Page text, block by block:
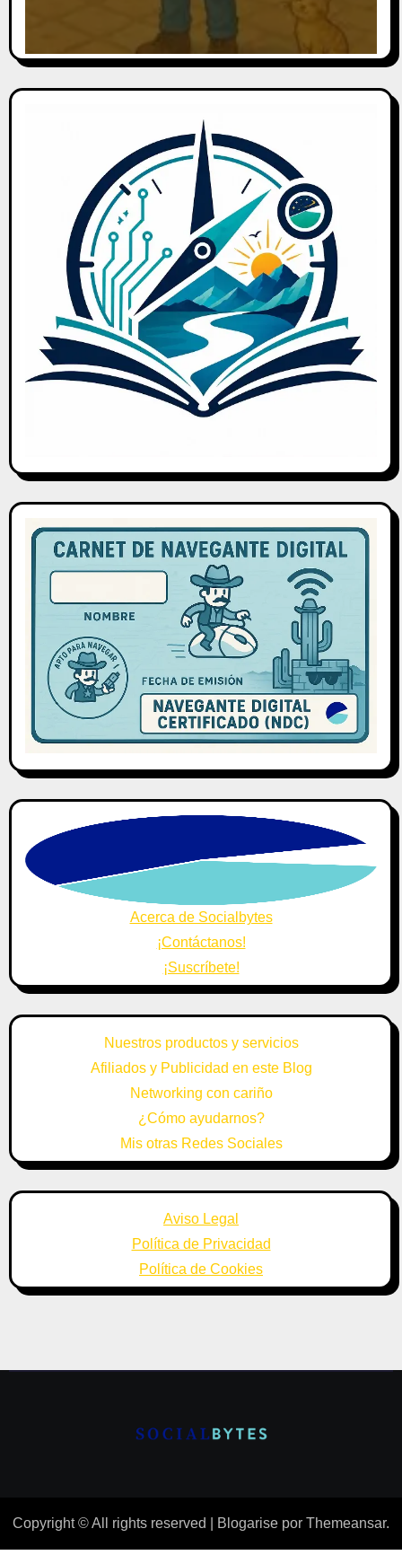
Acerca de Socialbytes
¡Contáctanos!
¡Suscríbete!
Nuestros productos y servicios
Afiliados y Publicidad en este Blog
Networking con cariño
¿Cómo ayudarnos?
Mis otras Redes Sociales
Aviso Legal
Política de Privacidad
Política de Cookies
Copyright © All rights reserved Blogarise por Themeansar.